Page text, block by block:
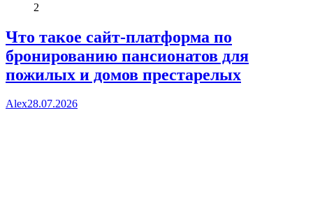
2
Что такое сайт-платформа по
бронированию пансионатов для
пожилых и домов престарелых
Alex28.07.2026